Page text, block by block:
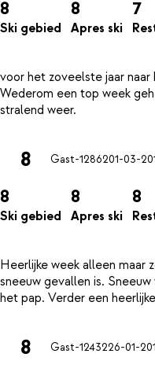
8
Ski gebied
8
Apres ski
7
voor het zoveelste jaar
Wederom een top week
8 Gast-1286201-03-
8
Ski gebied
8
Apres ski
8
Heerlijke week alleen maar
sneeuw gevallen is.
8 Gast-1243226-01-